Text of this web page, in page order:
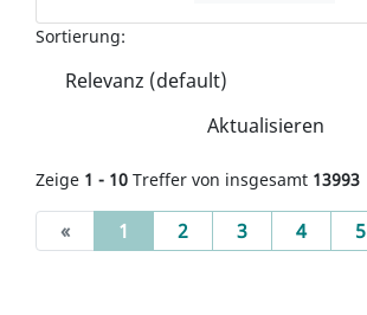
Sortierung:
Aktualisieren
Zeige 1 - 10 Treffer von insgesamt 13993
« 1 (current)
2 3 4 5